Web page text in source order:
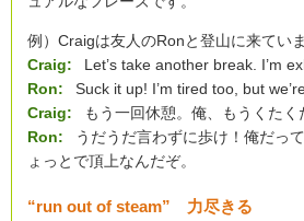
例）Craigは友人のRonと登山に来ていま
Craig:
Let’s take another break. I’m
Ron:
Suck it up! I’m tired too, but
Craig:
もう一回休憩。俺、もうくたく
Ron:
うだうだ言わずに歩け！俺だっ
ょっとで頂上なんだぞ。
“run out of steam” 力尽きる